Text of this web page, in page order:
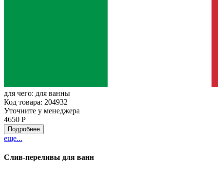
для чего: для ванны
Код товара: 204932
Уточните у менеджера
4650 Р
Подробнее
еще...
Слив-переливы для ванн